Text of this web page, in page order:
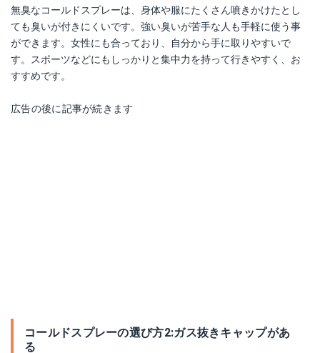
無臭なコールドスプレーは、身体や服にたくさん噴きかけたとし
ても臭いが付きにくいです。強い臭いが苦手な人も手軽に使う事
ができます。女性にも合っており、自分から手に取りやすいで
す。スポーツなどにもしっかりと集中力を持って行きやすく、お
すすめです。
広告の後に記事が続きます
コールドスプレーの選び方2:ガス抜きキャップがあ
る